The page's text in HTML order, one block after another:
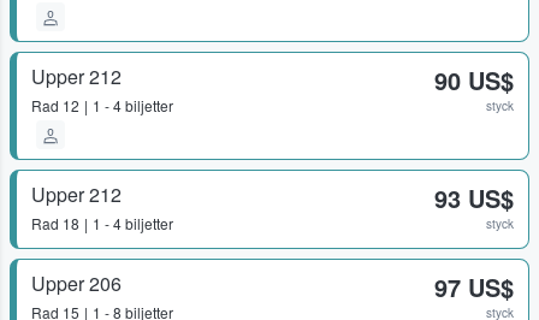
Upper 212
Rad 12 1 - 4 biljetter
90 US$
styck
Upper 212
Rad 18 1 - 4 biljetter
93 US$
styck
Upper 206
Rad 15 1 - 8 biljetter
97 US$
styck